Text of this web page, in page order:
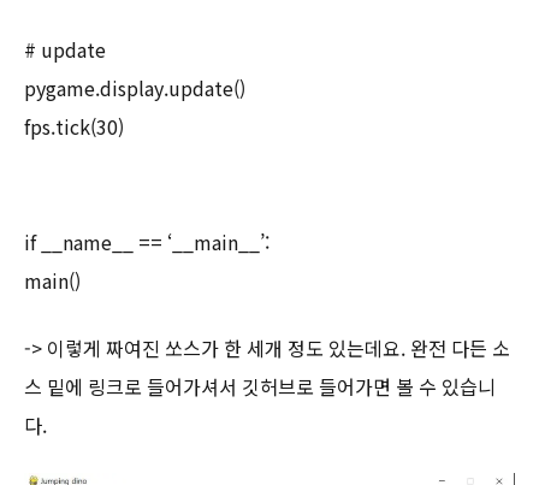
# update
pygame.display.update()
fps.tick(30)
if __name__ == ‘__main__’:
main()
-> 이렇게 짜여진 쏘스가 한 세개 정도 있는데요. 완전 다든 소
스 밑에 링크로 들어가셔서 깃허브로 들어가면 볼 수 있습니
다.